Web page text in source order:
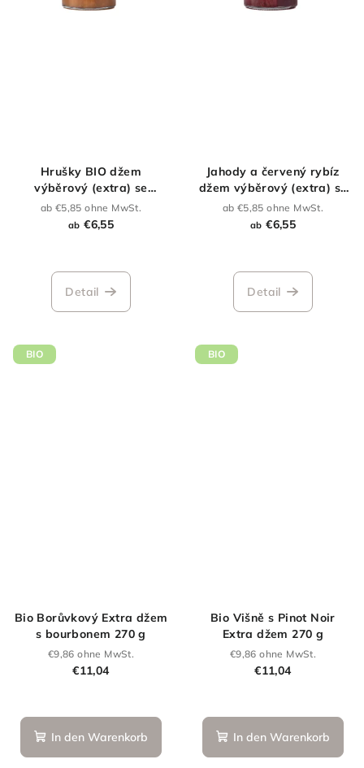
Hrušky BIO džem
výběrový (extra) se
sníženým obsahem cukru
ab €5,85 ohne MwSt.
ab €6,55
Detail
Jahody a červený rybíz
džem výběrový (extra) se
sníženým obsahem cukru
ab €5,85 ohne MwSt.
ab €6,55
Detail
BIO
Bio Borůvkový Extra džem
s bourbonem 270 g
€9,86 ohne MwSt.
€11,04
durchschnittliche
Produktbewertung
In den Warenkorb
BIO
Bio Višně s Pinot Noir
Extra džem 270 g
€9,86 ohne MwSt.
€11,04
In den Warenkorb